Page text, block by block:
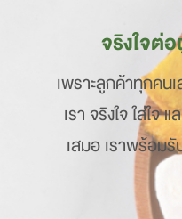
จริงใจต่
เพราะลูกค้าทุกคน
เรา จริงใจ ใส่ใจ
เสมอ เราพร้อ